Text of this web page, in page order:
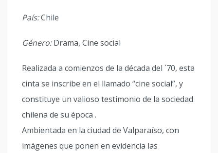
País:Chile
Género:Drama, Cine social
Realizada a comienzos de la década del ´70, esta
cinta se inscribe en el llamado “cine social”, y
constituye un valioso testimonio de la sociedad
chilena de su época .
Ambientada en la ciudad de Valparaíso, con
imágenes que ponen en evidencia las